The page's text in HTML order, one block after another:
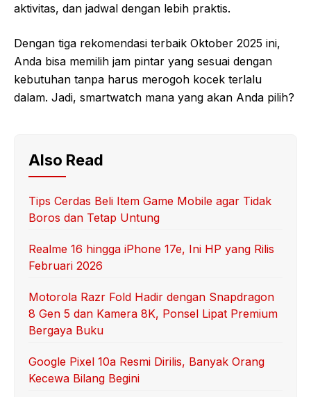
aktivitas, dan jadwal dengan lebih praktis.
Dengan tiga rekomendasi terbaik Oktober 2025 ini,
Anda bisa memilih jam pintar yang sesuai dengan
kebutuhan tanpa harus merogoh kocek terlalu
dalam. Jadi, smartwatch mana yang akan Anda pilih?
Also Read
Tips Cerdas Beli Item Game Mobile agar Tidak
Boros dan Tetap Untung
Realme 16 hingga iPhone 17e, Ini HP yang Rilis
Februari 2026
Motorola Razr Fold Hadir dengan Snapdragon
8 Gen 5 dan Kamera 8K, Ponsel Lipat Premium
Bergaya Buku
Google Pixel 10a Resmi Dirilis, Banyak Orang
Kecewa Bilang Begini